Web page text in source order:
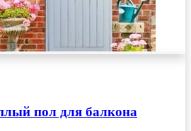
пол для балкона